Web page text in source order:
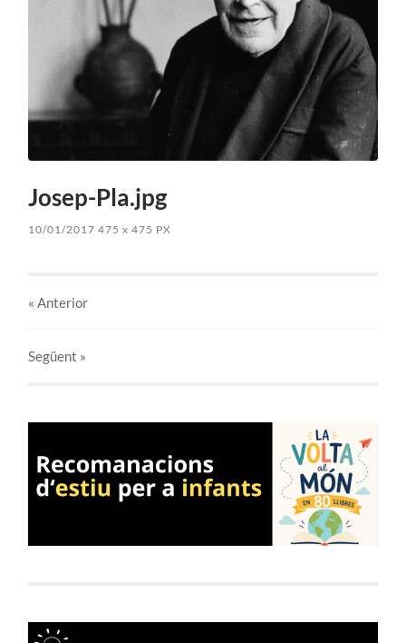
Josep-Pla.jpg
10/01/2017 475x 475 PX
« Anterior
Següent »